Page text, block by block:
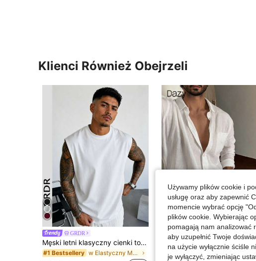
Klienci Również Obejrzeli
GRDR
Męski letni klasyczny cienki top bez rękawów z okrągłym dekoltem w jednolitym kolorze GRDR, odpowiedni do sportu, fitnessu i na co dzień
#1 Bestsellery w Elastyczny Męskie podkoszulki bez rękawów
13
Zaoszczędź
Dazy Men
Magazyn UE -3%
DAZY Męska koszula z krótkim rękawem w stylu ulicznym w kolorze
14 Left
Używamy plików cookie i
usługę oraz aby zapewnić
momencie wybrać opcję
plików cookie. Wybierając
pomagają nam analizować
aby uzupełnić Twoje
na użycie wyłącznie ściśle
je wyłączyć, zmieniając